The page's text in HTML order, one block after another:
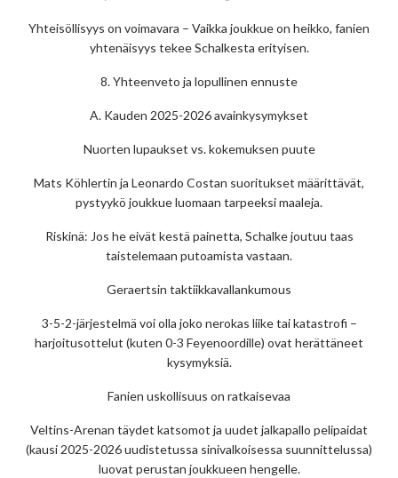
Yhteisöllisyys on voimavara – Vaikka joukkue on heikko, fanien
yhtenäisyys tekee Schalkesta erityisen.
8. Yhteenveto ja lopullinen ennuste
A. Kauden 2025-2026 avainkysymykset
Nuorten lupaukset vs. kokemuksen puute
Mats Köhlertin ja Leonardo Costan suoritukset määrittävät,
pystyykö joukkue luomaan tarpeeksi maaleja.
Riskinä: Jos he eivät kestä painetta, Schalke joutuu taas
taistelemaan putoamista vastaan.
Geraertsin taktiikkavallankumous
3-5-2-järjestelmä voi olla joko nerokas liike tai katastrofi –
harjoitusottelut (kuten 0-3 Feyenoordille) ovat herättäneet
kysymyksiä.
Fanien uskollisuus on ratkaisevaa
Veltins-Arenan täydet katsomot ja uudet jalkapallo pelipaidat
(kausi 2025-2026 uudistetussa sinivalkoisessa suunnittelussa)
luovat perustan joukkueen hengelle.